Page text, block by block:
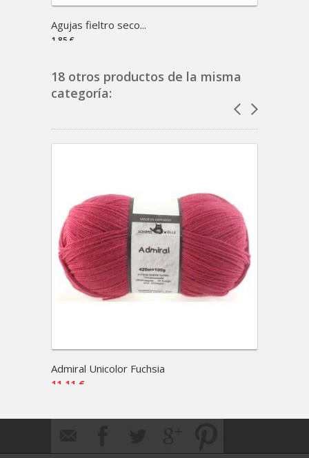
Agujas fieltro seco...
1,85 €
18 otros productos de la misma
categoría:
Admiral Unicolor Fuchsia
11,11 €